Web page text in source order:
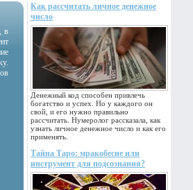
Как рассчитать личное денежное
число
Денежный код способен привлечь
богатство и успех. Но у каждого он
свой, и его нужно правильно
рассчитать. Нумеролог рассказала, как
узнать личное денежное число и как его
применять.
Тайна Таро: мракобесие или
инструмент для подсознания?
в